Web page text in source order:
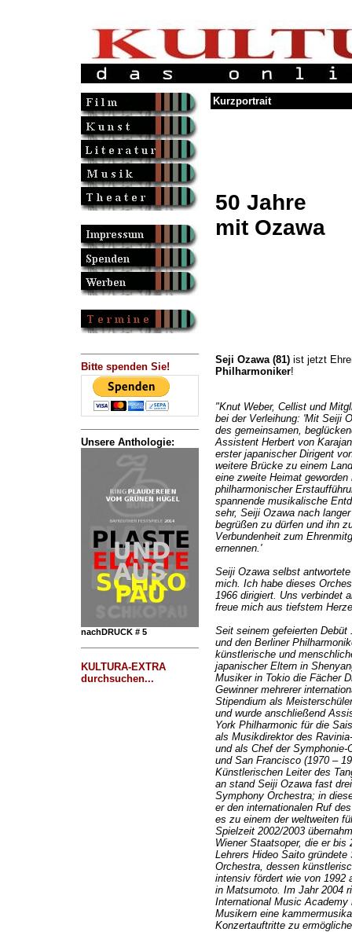
Bitte spenden Sie!
Unsere Anthologie:
nachDRUCK # 5
KULTURA-EXTRA
durchsuchen...
Kurzportrait
50 Jahre
mit Ozawa
Seji Ozawa (81)ist jetzt
Philharmoniker!
"Knut Weber, Cellist und
bei der Verleihung: 'Mit Seiji
des gemeinsamen,
Assistent Herbert von
erster japanischer Dirigent
weitere Brücke zu einem
eine zweite Heimat
philharmonischer
spannende musikalische
sehr, Seiji Ozawa nach
begrüßen zu dürfen und ihn
Verbundenheit zum
ernennen.'
Seiji Ozawa selbst
mich. Ich habe dieses
1966 dirigiert. Uns verbindet
freue mich aus tiefstem
Seit seinem gefeierten
und den Berliner
künstlerische und
japanischer Eltern in
Musiker in Tokio die Fächer
Gewinner mehrerer
Stipendium als
und wurde anschließend
York Philharmonic für die
als Musikdirektor des
und als Chef der Symphonie-
und San Francisco (1970 –
Künstlerischen Leiter des
an stand Seiji Ozawa fast
Symphony Orchestra; in
er den internationalen Ruf
es zu einem der weltweiten
Spielzeit 2002/2003
Wiener Staatsoper, die er
Lehrers Hideo Saito
Orchestra, dessen
intensiv fördert wie von 1992
in Matsumoto. Im Jahr 2004
International Music
Musikern eine
Konzertauftritte zu